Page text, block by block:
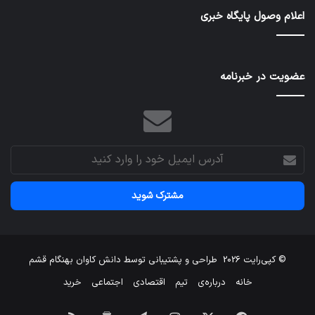
اعلام وصول پایگاه خبری
عضویت در خبرنامه
آدرس
ایمیل
خود
وارد
© کپی‌رایت 2026 طراحی و پشتیبانی توسط دانش کاوان بهنگام قشم
خانه
درباره‌ی تیم اقتصادی اجتماعی خرید